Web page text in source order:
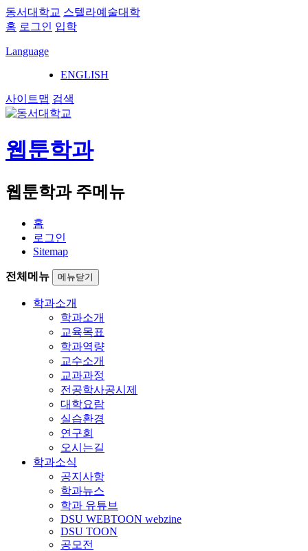
동서대학교 스텔라예술대학
홈 로그인 입학
Language
ENGLISH
사이트맵 검색
웹툰학과
웹툰학과 주메뉴
홈
로그인
Sitemap
전체메뉴 메뉴닫기
학과소개
학과소개
교육목표
학과역량
교수소개
교과과정
전공학사공시제
대학요람
실습환경
연구회
오시는길
학과소식
공지사항
학과뉴스
학과 유튜브
DSU WEBTOON webzine
DSU TOON
공모전